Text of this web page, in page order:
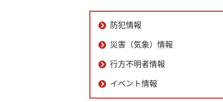
防犯情報
災害（気象）情報
行方不明者情報
イベント情報